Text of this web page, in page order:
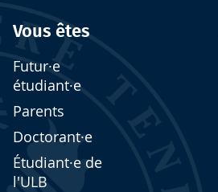
Vous êtes
Futur·e
étudiant·e
Parents
Doctorant·e
Étudiant·e de
l'ULB